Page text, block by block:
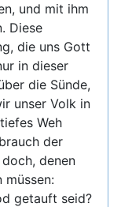
und mit ihm
Diese
die uns Gott
in dieser
die Sünde,
unser Volk in
Weh
der
denen
müssen:
getauft seid?